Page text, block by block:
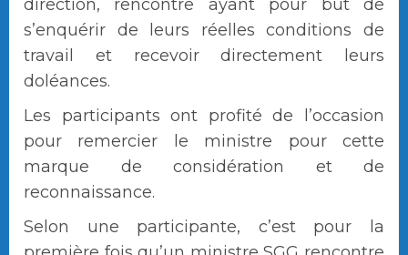
direction, rencontre ayant pour but de
s’enquérir de leurs réelles conditions de
travail et recevoir directement leurs
doléances.
Les participants ont profité de l’occasion
pour remercier le ministre pour cette
marque de considération et de
reconnaissance.
Selon une participante, c’est pour la